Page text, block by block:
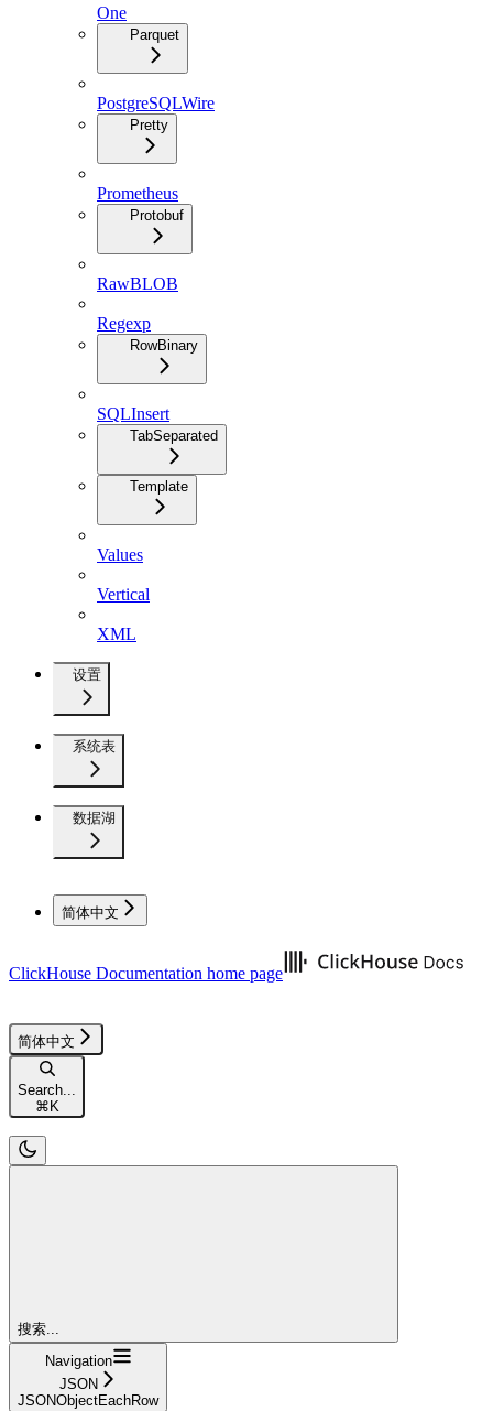
One
Parquet
PostgreSQLWire
Pretty
Prometheus
Protobuf
RawBLOB
Regexp
RowBinary
SQLInsert
TabSeparated
Template
Values
Vertical
XML
设置
系统表
数据湖
简体中文
ClickHouse Documentation home page
简体中文
Search...
⌘K
搜索...
Navigation
JSON
JSONObjectEachRow